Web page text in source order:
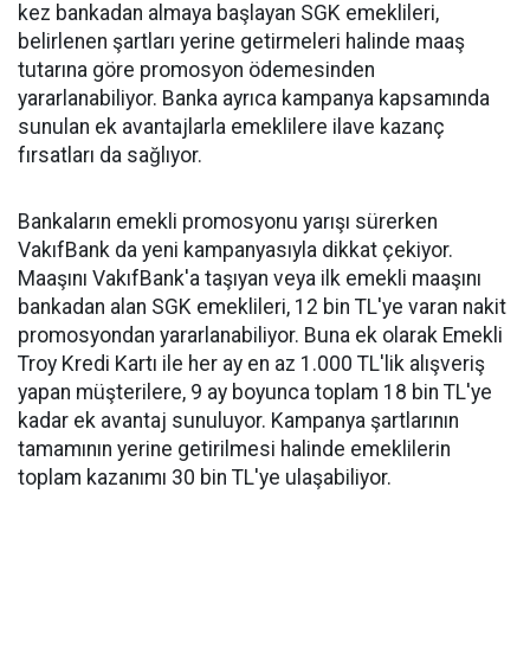
kez bankadan almaya başlayan SGK emeklileri,
belirlenen şartları yerine getirmeleri halinde maaş
tutarına göre promosyon ödemesinden
yararlanabiliyor. Banka ayrıca kampanya kapsamında
sunulan ek avantajlarla emeklilere ilave kazanç
fırsatları da sağlıyor.
Bankaların emekli promosyonu yarışı sürerken
VakıfBank da yeni kampanyasıyla dikkat çekiyor.
Maaşını VakıfBank'a taşıyan veya ilk emekli maaşını
bankadan alan SGK emeklileri, 12 bin TL'ye varan nakit
promosyondan yararlanabiliyor. Buna ek olarak Emekli
Troy Kredi Kartı ile her ay en az 1.000 TL'lik alışveriş
yapan müşterilere, 9 ay boyunca toplam 18 bin TL'ye
kadar ek avantaj sunuluyor. Kampanya şartlarının
tamamının yerine getirilmesi halinde emeklilerin
toplam kazanımı 30 bin TL'ye ulaşabiliyor.